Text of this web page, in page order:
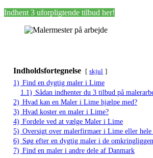
Indhent 3 uforpligtende tilbud her!
Indholdsfortegnelse skjul
1) Find en dygtig maler i Lime
1.1) Sådan indhenter du 3 tilbud på
2) Hvad kan en Maler i Lime hjælpe med?
3) Hvad koster en maler i Lime?
4) Fordele ved at vælge Maler i Lime
5) Oversigt over malerfirmaer i Lime eller
6) Søg efter en dygtig maler i de
7) Find en maler i andre dele af Danmark